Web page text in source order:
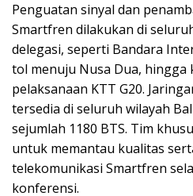
Penguatan sinyal dan
Smartfren dilakukan di
delegasi, seperti Bandara
tol menuju Nusa Dua, hingga
pelaksanaan KTT G20.
tersedia di seluruh wilayah
sejumlah 1180 BTS. Tim
untuk memantau kualitas
telekomunikasi Smartfren
konferensi.